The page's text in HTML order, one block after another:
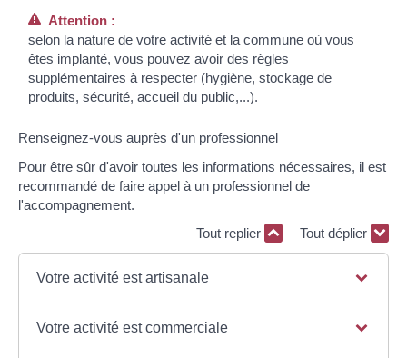
Attention :
selon la nature de votre activité et la commune où vous
êtes implanté, vous pouvez avoir des règles
supplémentaires à respecter (hygiène, stockage de
produits, sécurité, accueil du public,...).
Renseignez-vous auprès d'un professionnel
Pour être sûr d'avoir toutes les informations nécessaires, il est
recommandé de faire appel à un professionnel de
l'accompagnement.
Tout replier
Tout déplier
Votre activité est artisanale
Votre activité est commerciale